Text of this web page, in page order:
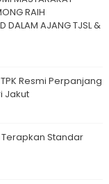
RAIH
DALAM AJANG TJSL &
Resmi Perpanjang
Jakut
Terapkan Standar